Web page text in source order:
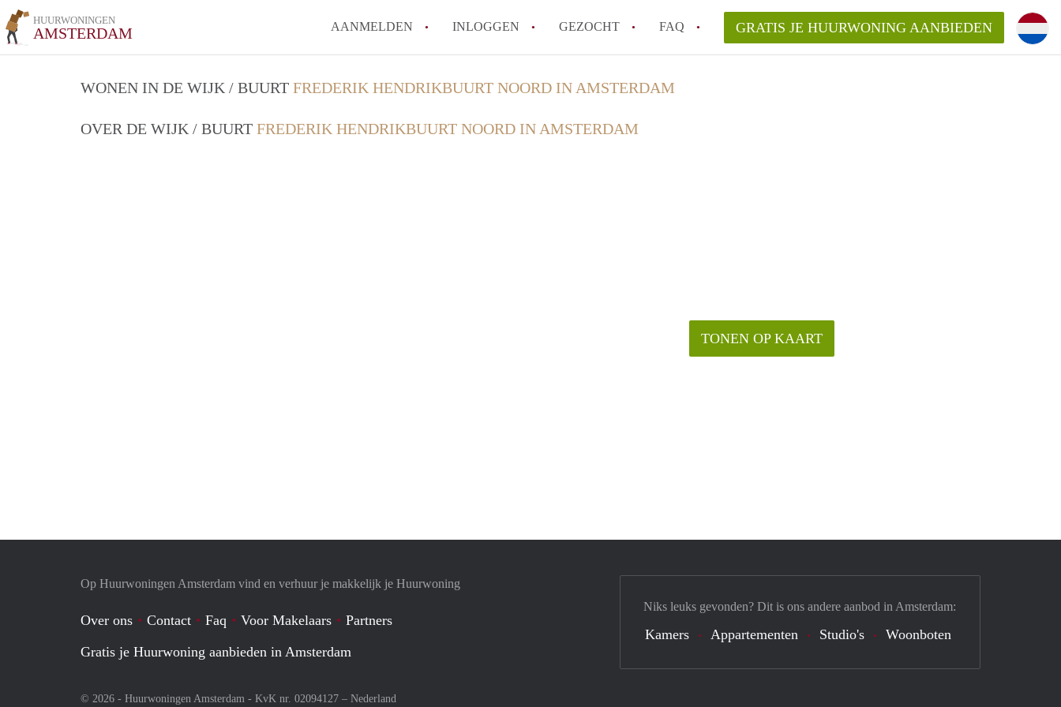
HUURWONINGEN
AMSTERDAM AANMELDEN INLOGGEN GEZOCHT FAQ
Wat is het verschil tussen sociale huur en vrije sector in Amsterdam?
GRATIS JE HUURWONING AANBIEDEN
WONEN IN DE WIJK / BUURT FREDERIK HENDRIKBUURT NOORD IN AMSTERDAM
OVER DE WIJK / BUURT FREDERIK HENDRIKBUURT NOORD IN AMSTERDAM
TONEN OP KAART
Op Huurwoningen Amsterdam vind en verhuur je makkelijk je Huurwoning
Over ons Contact Faq Voor Makelaars
Partners
Gratis je Huurwoning aanbieden in Amsterdam
© 2026 - Huurwoningen Amsterdam - KvK nr. 02094127 – Nederland
Niks leuks gevonden? Dit is ons andere aanbod in Amsterdam:
Kamers Appartementen Studio's Woonboten